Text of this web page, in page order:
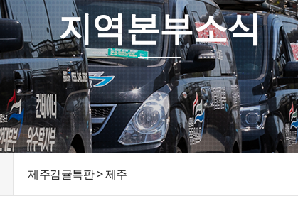
지역본부소식
제주감귤특판 > 제주